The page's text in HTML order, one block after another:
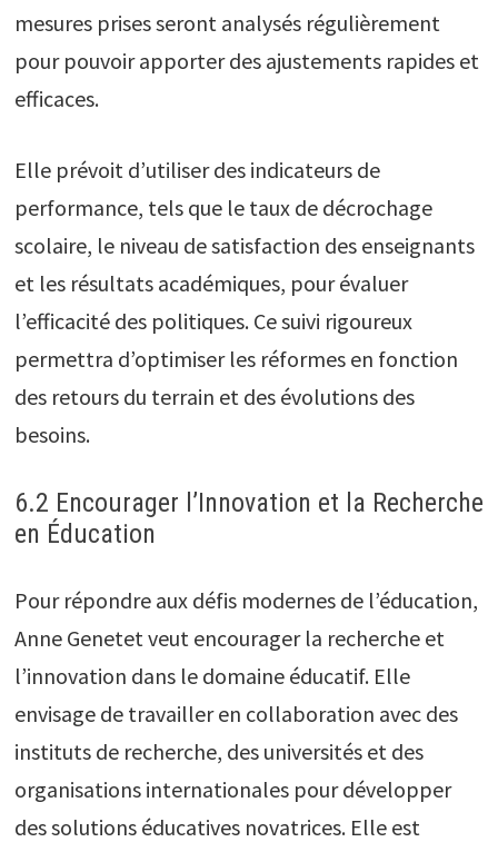
mesures prises seront analysés régulièrement
pour pouvoir apporter des ajustements rapides et
efficaces.
Elle prévoit d’utiliser des indicateurs de
performance, tels que le taux de décrochage
scolaire, le niveau de satisfaction des enseignants
et les résultats académiques, pour évaluer
l’efficacité des politiques. Ce suivi rigoureux
permettra d’optimiser les réformes en fonction
des retours du terrain et des évolutions des
besoins.
6.2 Encourager l’Innovation et la Recherche
en Éducation
Pour répondre aux défis modernes de l’éducation,
Anne Genetet veut encourager la recherche et
l’innovation dans le domaine éducatif. Elle
envisage de travailler en collaboration avec des
instituts de recherche, des universités et des
organisations internationales pour développer
des solutions éducatives novatrices. Elle est